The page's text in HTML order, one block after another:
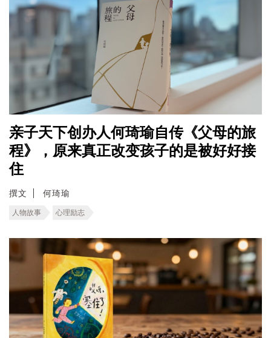
亲子天下创办人何琦瑜自传《父母的旅
程》，原来真正改变孩子的是被好好接
住
撰文 何琦瑜
人物故事 心理励志